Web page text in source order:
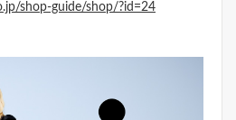
shop-guide/shop/?id=24